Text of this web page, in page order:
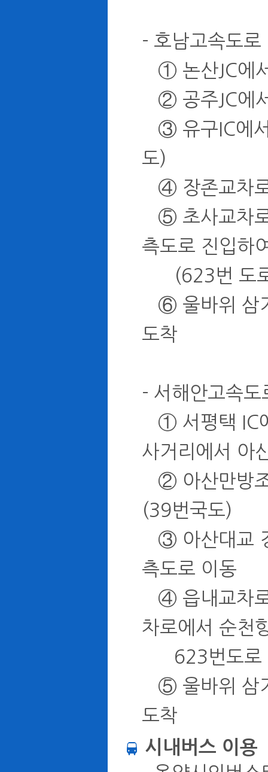
- 호남고속도로
① 논산JC에
② 공주JC에
③ 유구IC에서
도)
④ 장존교차로
⑤ 초사교차로
측도로 진입하
(623번 도
⑥ 울바위 삼
도착
- 서해안고속도
① 서평택 IC
사거리에서 아
② 아산만방조
(39번국도)
③ 아산대교
측도로 이동
④ 읍내교차로
차로에서 순천
623번도로
⑤ 울바위 삼
도착
시내버스 이용